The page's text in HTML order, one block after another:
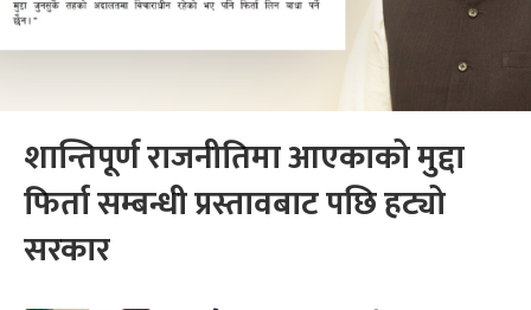
शान्तिपूर्ण राजनीतिमा आएकाको मुद्दा
फिर्ता सम्बन्धी प्रस्तावबाट पछि हट्यो
सरकार